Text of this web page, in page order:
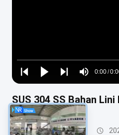
Play
Play
Play
Mute
Time
0:00/
Loaded:
0%
SUS 304 SS Bahan
Jalur Produksi Salad